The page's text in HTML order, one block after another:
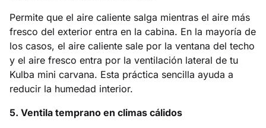
Permite que el aire caliente salga mientras el aire más
fresco del exterior entra en la cabina. En la mayoría de
los casos, el aire caliente sale por la ventana del techo
y el aire fresco entra por la ventilación lateral de tu
Kulba mini carvana. Esta práctica sencilla ayuda a
reducir la humedad interior.
5. Ventila temprano en climas cálidos